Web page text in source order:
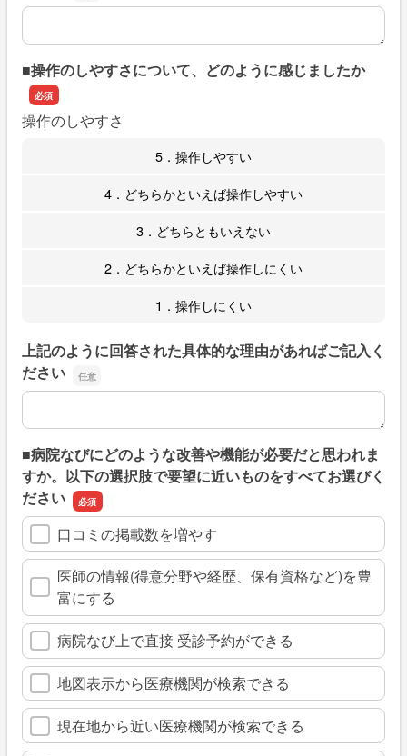
上記のように回答された具体的な理由があればご記入くだ
■操作のしやすさについて、どのように感じましたか
操作のしやすさ
5．操作しやすい
4．どちらかといえば操作しやすい
3．どちらともいえない
2．どちらかといえば操作しにくい
1．操作しにくい
上記のように回答された具体的な理由があればご記入く
ださい
上記のように回答された具体的な理由があればご記入くだ
■病院なびにどのような改善や機能が必要だと思われま
すか。以下の選択肢で要望に近いものをすべてお選びく
ださい
口コミの掲載数を増やす
医師の情報(得意分野や経歴、保有資格など)を豊
富にする
病院なび上で直接 受診予約ができる
地図表示から医療機関が検索できる
現在地から近い医療機関が検索できる